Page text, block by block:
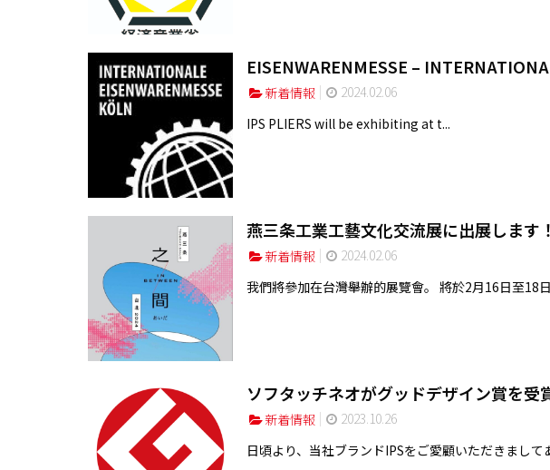
EISENWARENMESSE –
新着情報
2024.02.06
IPS PLIERS will be exhibiting at t...
燕三条工業工藝文化交流展に出展します！
新着情報
2024.02.06
我們將參加在台灣舉辦的展覽會。 將於2月16日至18
ソフタッチネオがグッドデザイン賞を受
新着情報
2023.10.26
日頃より、当社ブランドIPSをご愛顧いただきまして